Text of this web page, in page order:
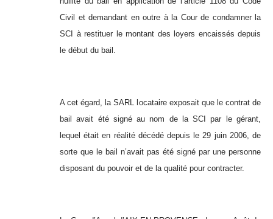
Civil et demandant en outre à la Cour de condamner la
SCI à restituer le montant des loyers encaissés depuis
le début du bail.
A cet égard, la SARL locataire exposait que le contrat de
bail avait été signé au nom de la SCI par le gérant,
lequel était en réalité décédé depuis le 29 juin 2006, de
sorte que le bail n’avait pas été signé par une personne
disposant du pouvoir et de la qualité pour contracter.